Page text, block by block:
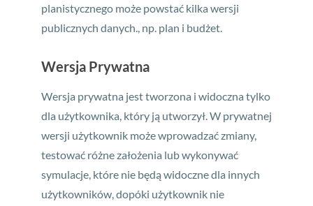
planistycznego może powstać kilka wersji
publicznych danych., np. plan i budżet.
Wersja Prywatna
Wersja prywatna jest tworzona i widoczna tylko
dla użytkownika, który ją utworzył. W prywatnej
wersji użytkownik może wprowadzać zmiany,
testować różne założenia lub wykonywać
symulacje, które nie będą widoczne dla innych
użytkowników, dopóki użytkownik nie